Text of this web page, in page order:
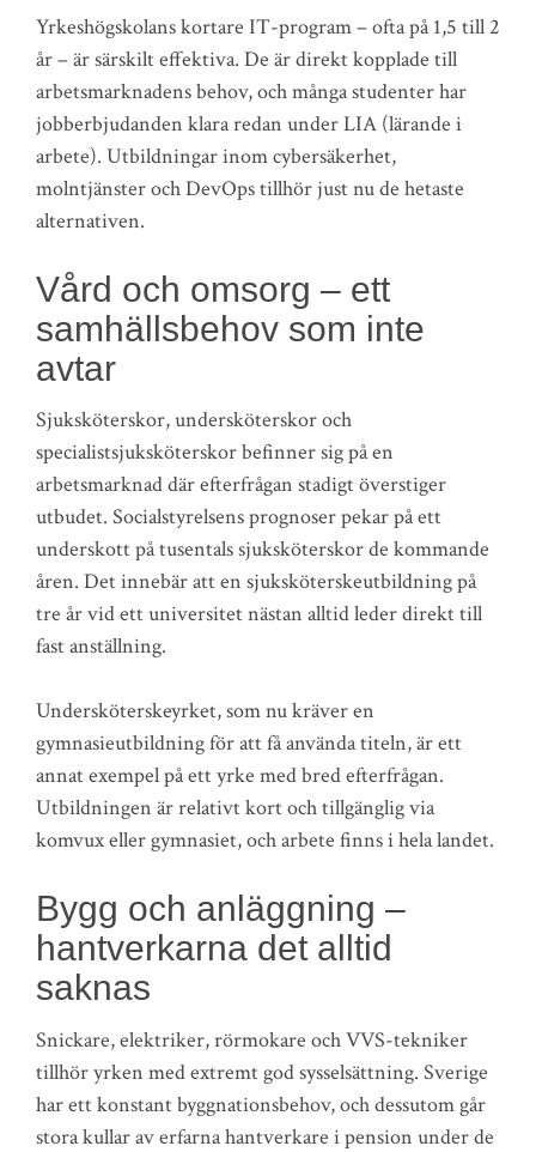
Yrkeshögskolans kortare IT-program – ofta på 1,5 till 2
år – är särskilt effektiva. De är direkt kopplade till
arbetsmarknadens behov, och många studenter har
jobberbjudanden klara redan under LIA (lärande i
arbete). Utbildningar inom cybersäkerhet,
molntjänster och DevOps tillhör just nu de hetaste
alternativen.
Vård och omsorg – ett
samhällsbehov som inte
avtar
Sjuksköterskor, undersköterskor och
specialistsjuksköterskor befinner sig på en
arbetsmarknad där efterfrågan stadigt överstiger
utbudet. Socialstyrelsens prognoser pekar på ett
underskott på tusentals sjuksköterskor de kommande
åren. Det innebär att en sjuksköterskeutbildning på
tre år vid ett universitet nästan alltid leder direkt till
fast anställning.
Undersköterskeyrket, som nu kräver en
gymnasieutbildning för att få använda titeln, är ett
annat exempel på ett yrke med bred efterfrågan.
Utbildningen är relativt kort och tillgänglig via
komvux eller gymnasiet, och arbete finns i hela landet.
Bygg och anläggning –
hantverkarna det alltid
saknas
Snickare, elektriker, rörmokare och VVS-tekniker
tillhör yrken med extremt god sysselsättning. Sverige
har ett konstant byggnationsbehov, och dessutom går
stora kullar av erfarna hantverkare i pension under de